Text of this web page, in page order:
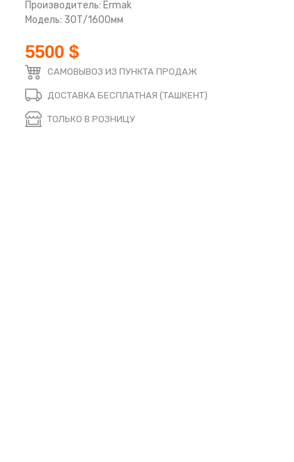
Производитель: Ermak
Модель: 30Т/1600мм
5500 $
САМОВЫВОЗ ИЗ ПУНКТА ПРОДАЖ
ДОСТАВКА БЕСПЛАТНАЯ (ТАШКЕНТ)
ТОЛЬКО В РОЗНИЦУ